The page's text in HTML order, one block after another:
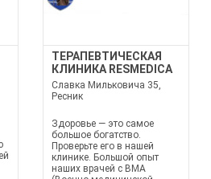
ТЕРАПЕВТИЧЕСКАЯ
КЛИНИКА RESMEDICA
Славка Мильковича 35,
Ресник
Здоровье — это самое
большое богатство.
Проверьте его в нашей
клинике. Большой опыт
наших врачей с ВМА